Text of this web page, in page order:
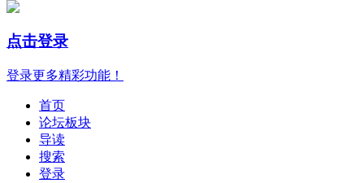
点击登录
登录更多精彩功能！
首页
论坛板块
导读
搜索
登录